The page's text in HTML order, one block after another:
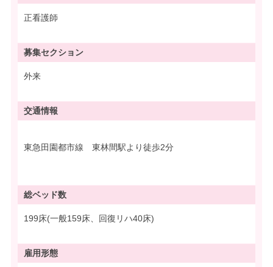
正看護師
募集セクション
外来
交通情報
東急田園都市線 東林間駅より徒歩2分
総ベッド数
199床(一般159床、回復リハ40床)
雇用形態